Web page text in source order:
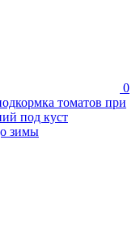
0
томатов при
под куст
зимы